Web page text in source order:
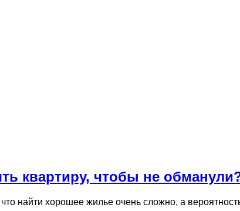
квартиру, чтобы не
найти хорошее жилье очень сложно, а